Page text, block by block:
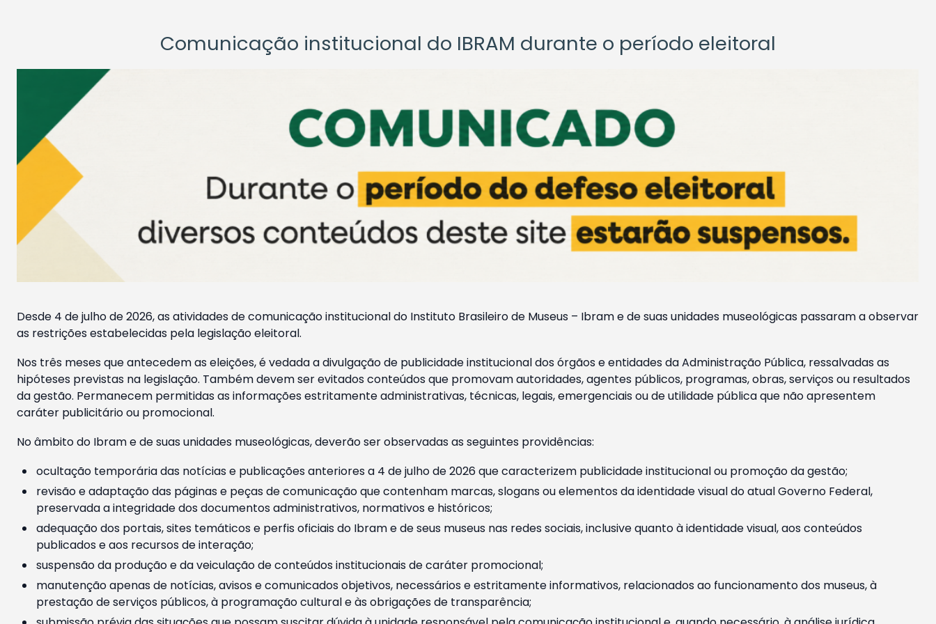
Comunicação institucional do IBRAM durante o período eleitoral
Desde 4 de julho de 2026, as atividades de comunicação institucional do Instituto Brasileiro de Museus – Ibram e de suas unidades museológicas passaram a observar
as restrições estabelecidas pela legislação eleitoral.
Nos três meses que antecedem as eleições, é vedada a divulgação de publicidade institucional dos órgãos e entidades da Administração Pública, ressalvadas as
hipóteses previstas na legislação. Também devem ser evitados conteúdos que promovam autoridades, agentes públicos, programas, obras, serviços ou resultados
da gestão. Permanecem permitidas as informações estritamente administrativas, técnicas, legais, emergenciais ou de utilidade pública que não apresentem
caráter publicitário ou promocional.
No âmbito do Ibram e de suas unidades museológicas, deverão ser observadas as seguintes providências:
ocultação temporária das notícias e publicações anteriores a 4 de julho de 2026 que caracterizem publicidade institucional ou promoção da gestão;
revisão e adaptação das páginas e peças de comunicação que contenham marcas, slogans ou elementos da identidade visual do atual Governo Federal,
preservada a integridade dos documentos administrativos, normativos e históricos;
adequação dos portais, sites temáticos e perfis oficiais do Ibram e de seus museus nas redes sociais, inclusive quanto à identidade visual, aos conteúdos
publicados e aos recursos de interação;
suspensão da produção e da veiculação de conteúdos institucionais de caráter promocional;
manutenção apenas de notícias, avisos e comunicados objetivos, necessários e estritamente informativos, relacionados ao funcionamento dos museus, à
prestação de serviços públicos, à programação cultural e às obrigações de transparência;